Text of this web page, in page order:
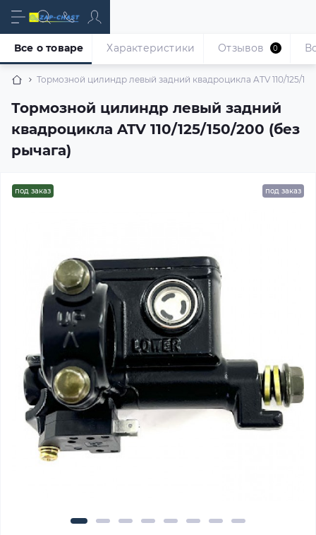
Тормозной цилиндр левый задний квадроцикла ATV 110/125/
Тормозной цилиндр левый задний
квадроцикла ATV 110/125/150/200 (без
рычага)
Все о товаре Характеристики Отзывов 0
под заказ под заказ